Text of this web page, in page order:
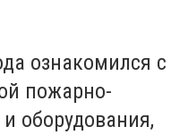
ознакомился с
пожарно-
оборудования,